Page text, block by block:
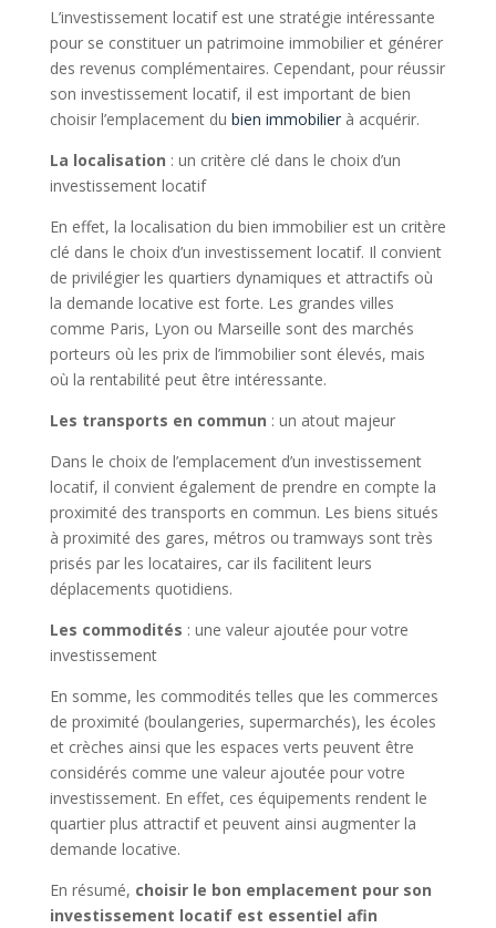
L’investissement locatif est une stratégie intéressante
pour se constituer un patrimoine immobilier et générer
des revenus complémentaires. Cependant, pour réussir
son investissement locatif, il est important de bien
choisir l’emplacement du bien immobilierà acquérir.
La localisation : un critère clé dans le choix d’un
investissement locatif
En effet, la localisation du bien immobilier est un critère
clé dans le choix d’un investissement locatif. Il convient
de privilégier les quartiers dynamiques et attractifs où
la demande locative est forte. Les grandes villes
comme Paris, Lyon ou Marseille sont des marchés
porteurs où les prix de l’immobilier sont élevés, mais
où la rentabilité peut être intéressante.
Les transports en commun : un atout majeur
Dans le choix de l’emplacement d’un investissement
locatif, il convient également de prendre en compte la
proximité des transports en commun. Les biens situés
à proximité des gares, métros ou tramways sont très
prisés par les locataires, car ils facilitent leurs
déplacements quotidiens.
Les commodités : une valeur ajoutée pour votre
investissement
En somme, les commodités telles que les commerces
de proximité (boulangeries, supermarchés), les écoles
et crèches ainsi que les espaces verts peuvent être
considérés comme une valeur ajoutée pour votre
investissement. En effet, ces équipements rendent le
quartier plus attractif et peuvent ainsi augmenter la
demande locative.
En résumé, choisir le bon emplacement pour son
investissement locatif est essentiel afin